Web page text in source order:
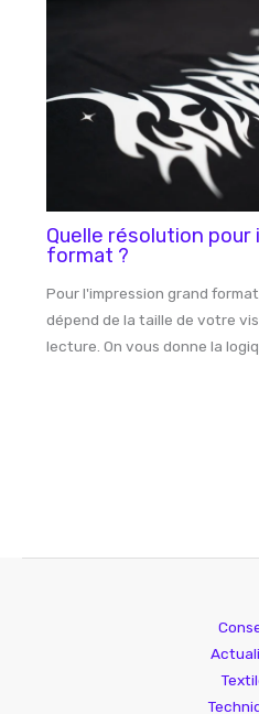
Quelle résolution
format ?
Pour l'impression grand
dépend de la taille de votre
lecture. On vous donne la